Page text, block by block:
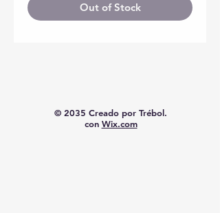
Out of Stock
© 2035 Creado por Trébol.
con Wix.com